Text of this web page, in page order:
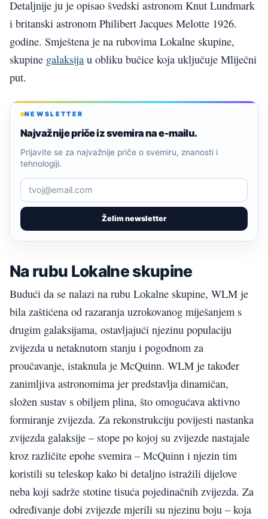
Detaljnije ju je opisao švedski astronom Knut Lundmark
i britanski astronom Philibert Jacques Melotte 1926.
godine. Smještena je na rubovima Lokalne skupine,
skupine galaksija u obliku bučice koja uključuje Mliječni
put.
NEWSLETTER
Najvažnije priče iz svemira na e-mailu.
Želim newsletter
Prijavite se za najvažnije priče o svemiru, znanosti i
tehnologiji.
Na rubu Lokalne skupine
Budući da se nalazi na rubu Lokalne skupine, WLM je
bila zaštićena od razaranja uzrokovanog miješanjem s
drugim galaksijama, ostavljajući njezinu populaciju
zvijezda u netaknutom stanju i pogodnom za
proučavanje, istaknula je McQuinn. WLM je također
zanimljiva astronomima jer predstavlja dinamičan,
složen sustav s obiljem plina, što omogućava aktivno
formiranje zvijezda. Za rekonstrukciju povijesti nastanka
zvijezda galaksije – stope po kojoj su zvijezde nastajale
kroz različite epohe svemira – McQuinn i njezin tim
koristili su teleskop kako bi detaljno istražili dijelove
neba koji sadrže stotine tisuća pojedinačnih zvijezda. Za
određivanje dobi zvijezde mjerili su njezinu boju – koja